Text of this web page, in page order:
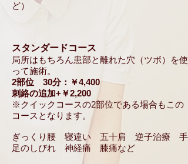
ど）
スタンダードコース
局所はもちろん患部と離れた穴（ツボ）を使
って施術。
2部位 30分：￥4,400
刺絡の追加+￥2,200
※クイックコースの2部位である場合もこの
コースとなります。
ぎっくり腰 寝違い 五十肩 逆子治療 手
足のしびれ 神経痛 膝痛など